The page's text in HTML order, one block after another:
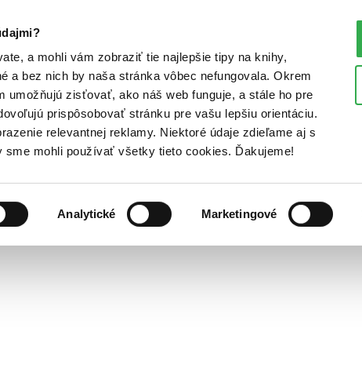
a mohli vám zobraziť tie najlepšie tipy na knihy,
a bez nich by naša stránka vôbec nefungovala. Okrem
umožňujú zisťovať, ako náš web funguje, a stále ho pre
prispôsobovať stránku pre vašu lepšiu orientáciu.
relevantnej reklamy. Niektoré údaje zdieľame aj s
mohli používať všetky tieto cookies. Ďakujeme!
Analytické Marketingové